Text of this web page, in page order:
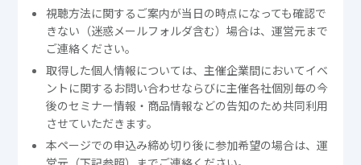
視聴方法に関するご案内が当日の時点になっても確認で
きない（迷惑メールフォルダ含む）場合は、運営元まで
ご連絡ください。
取得した個人情報については、主催企業間においてイベ
ントに関するお問い合わせならびに主催各社個別毎の今
後のセミナー情報・商品情報などの告知のため共同利用
させていただきます。
本ページでの申込み締め切り後に参加希望の場合は、運